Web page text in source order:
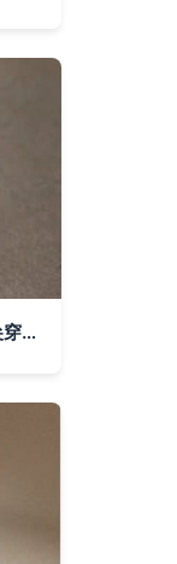
年度最佳創新獎獲獎產品大賞 智能戒指，指尖穿戴的未來之光